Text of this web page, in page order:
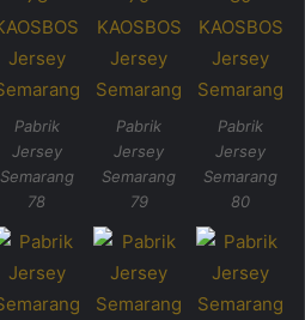
Pabrik
Jersey
Semarang
78
Pabrik
Jersey
Semarang
79
Pabrik
Jersey
Semarang
80